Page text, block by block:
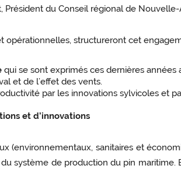
Président du Conseil régional de Nouvelle-
structureront cet
qui se sont exprimés ces dernières
et de l’effet des vents.
par les innovations sylvicoles et
et d’innovations
(environnementaux, sanitaires et
système de production du pin